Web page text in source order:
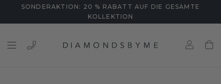
SONDERAKTION: 20 % RABATT AUF DIE GESAMTE
KOLLEKTION